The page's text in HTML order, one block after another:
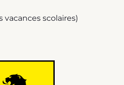
vacances scolaires)